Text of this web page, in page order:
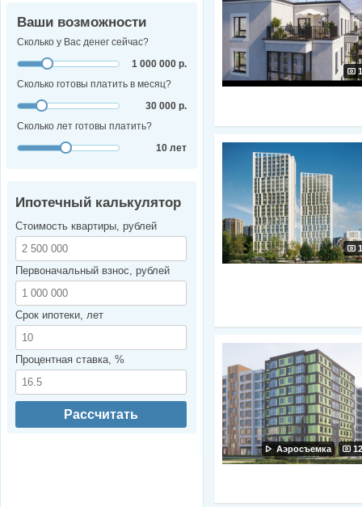
Аэросъемка
Ваши возможности
Сколько у Вас денег сейчас?
1 000 000 р.
Сколько готовы платить в месяц?
30 000 р.
Сколько лет готовы платить?
10 лет
Ипотечный калькулятор
Стоимость квартиры, рублей
Первоначальный взнос, рублей
Срок ипотеки, лет
Процентная ставка, %
Рассчитать